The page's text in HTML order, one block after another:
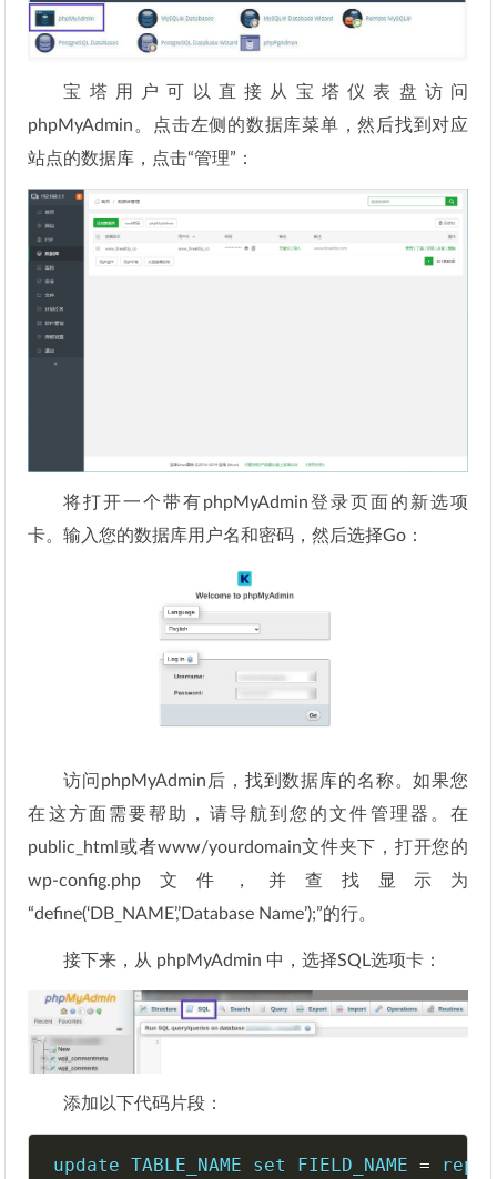
宝塔用户可以直接从宝塔仪表盘访问
phpMyAdmin。点击左侧的数据库菜单，然后找到对应
站点的数据库，点击“管理”：
将打开一个带有phpMyAdmin登录页面的新选项
卡。输入您的数据库用户名和密码，然后选择Go：
访问phpMyAdmin后，找到数据库的名称。如果您
在这方面需要帮助，请导航到您的文件管理器。在
public_html或者www/yourdomain文件夹下，打开您的
wp-config.php文件，并查找显示为
“define(‘DB_NAME’,’Database Name’);”的行。
接下来，从 phpMyAdmin 中，选择SQL选项卡：
添加以下代码片段：
update TABLE_NAME set FIELD_NAME =